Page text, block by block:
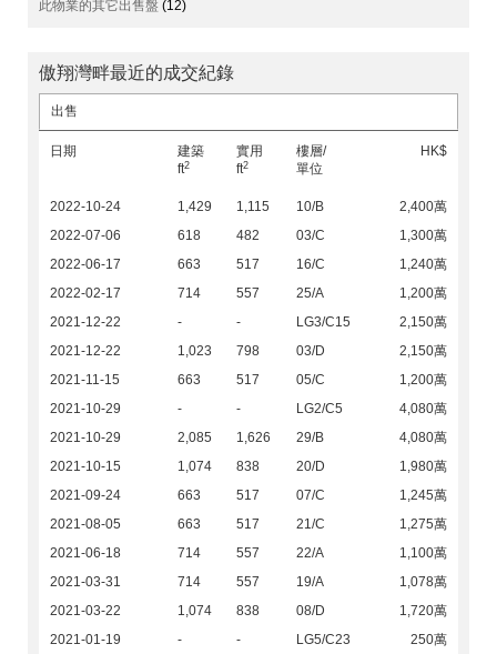
此物業的其它出售盤 (12)
傲翔灣畔最近的成交紀錄
出售
日期
建築
ft2
實用
ft2
樓層/
單位
HK$
2022-10-24 1,429 1,115 10/B
2,400萬
2022-07-06
618 482 03/C
1,300萬
2022-06-17
663 517 16/C
1,240萬
2022-02-17
714 557 25/A
1,200萬
2021-12-22
- - LG3/C15
2,150萬
2021-12-22
1,023 798 03/D
2,150萬
2021-11-15
663 517 05/C
1,200萬
2021-10-29
- - LG2/C5
4,080萬
2021-10-29
2,085 1,626 29/B
4,080萬
2021-10-15
1,074 838 20/D
1,980萬
2021-09-24
663 517 07/C
1,245萬
2021-08-05
663 517 21/C
1,275萬
2021-06-18
714 557 22/A
1,100萬
2021-03-31
714 557 19/A
1,078萬
2021-03-22
1,074 838 08/D
1,720萬
2021-01-19
- - LG5/C23
250萬